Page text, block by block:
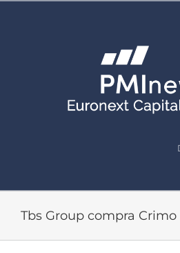
Tbs Group compra